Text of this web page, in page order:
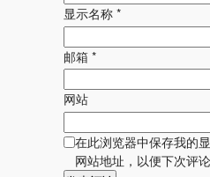
显示名称 *
邮箱 *
网站
在此浏览器中保存我的
网站地址，以便下次评论